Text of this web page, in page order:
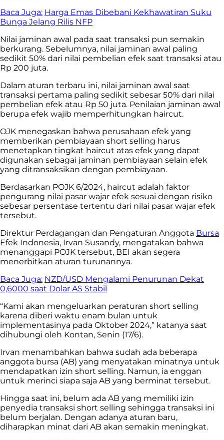
Baca Juga: Harga Emas Dibebani Kekhawatiran Suku
Bunga Jelang Rilis NFP
Nilai jaminan awal pada saat transaksi pun semakin
berkurang. Sebelumnya, nilai jaminan awal paling
sedikit 50% dari nilai pembelian efek saat transaksi atau
Rp 200 juta.
Dalam aturan terbaru ini, nilai jaminan awal saat
transaksi pertama paling sedikit sebesar 50% dari nilai
pembelian efek atau Rp 50 juta. Penilaian jaminan awal
berupa efek wajib memperhitungkan haircut.
OJK menegaskan bahwa perusahaan efek yang
memberikan pembiayaan short selling harus
menetapkan tingkat haircut atas efek yang dapat
digunakan sebagai jaminan pembiayaan selain efek
yang ditransaksikan dengan pembiayaan.
Berdasarkan POJK 6/2024, haircut adalah faktor
pengurang nilai pasar wajar efek sesuai dengan risiko
sebesar persentase tertentu dari nilai pasar wajar efek
tersebut.
Direktur Perdagangan dan Pengaturan Anggota Bursa
Efek Indonesia, Irvan Susandy, mengatakan bahwa
menanggapi POJK tersebut, BEI akan segera
menerbitkan aturan turunannya.
Baca Juga: NZD/USD Mengalami Penurunan Dekat
0,6000 saat Dolar AS Stabil
“Kami akan mengeluarkan peraturan short selling
karena diberi waktu enam bulan untuk
implementasinya pada Oktober 2024,” katanya saat
dihubungi oleh Kontan, Senin (17/6).
Irvan menambahkan bahwa sudah ada beberapa
anggota bursa (AB) yang menyatakan minatnya untuk
mendapatkan izin short selling. Namun, ia enggan
untuk merinci siapa saja AB yang berminat tersebut.
Hingga saat ini, belum ada AB yang memiliki izin
penyedia transaksi short selling sehingga transaksi ini
belum berjalan. Dengan adanya aturan baru,
diharapkan minat dari AB akan semakin meningkat.